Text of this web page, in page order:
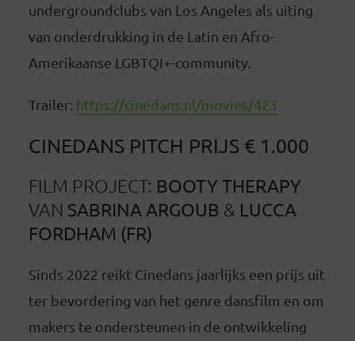
undergroundclubs van Los Angeles als uiting
van onderdrukking in de Latin en Afro-
Amerikaanse LGBTQI+-community.
Trailer: https://cinedans.nl/movies/423
CINEDANS PITCH PRIJS € 1.000
FILM PROJECT: BOOTY THERAPY
VAN SABRINA ARGOUB & LUCCA
FORDHAM (FR)
Sinds 2022 reikt Cinedans jaarlijks een prijs uit
ter bevordering van het genre dansfilm en om
makers te ondersteunen in de ontwikkeling